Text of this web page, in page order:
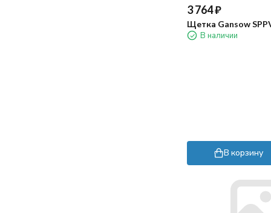
3 764₽
Щетка Gansow
В наличии
В корзину